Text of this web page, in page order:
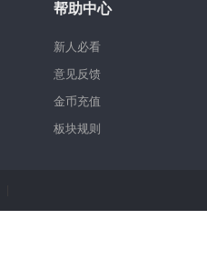
帮助中心
新人必看
意见反馈
金币充值
板块规则